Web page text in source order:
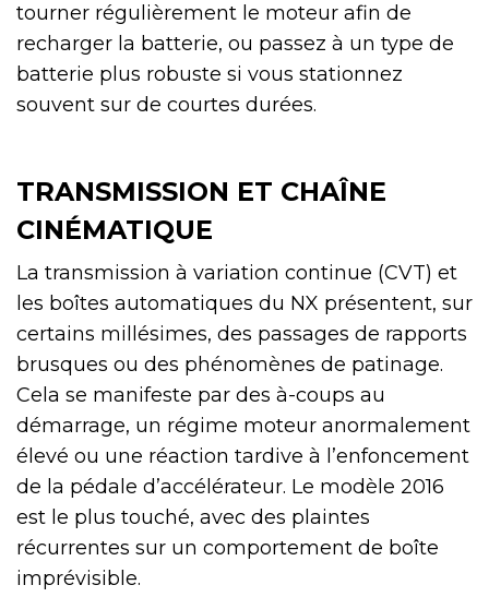
tourner régulièrement le moteur afin de
recharger la batterie, ou passez à un type de
batterie plus robuste si vous stationnez
souvent sur de courtes durées.
TRANSMISSION ET CHAÎNE
CINÉMATIQUE
La transmission à variation continue (CVT) et
les boîtes automatiques du NX présentent, sur
certains millésimes, des passages de rapports
brusques ou des phénomènes de patinage.
Cela se manifeste par des à-coups au
démarrage, un régime moteur anormalement
élevé ou une réaction tardive à l’enfoncement
de la pédale d’accélérateur. Le modèle 2016
est le plus touché, avec des plaintes
récurrentes sur un comportement de boîte
imprévisible.